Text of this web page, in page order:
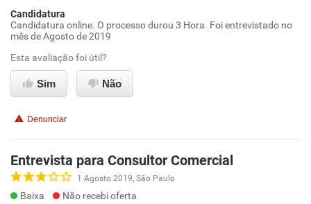
Candidatura
Candidatura online. O processo durou 3 Hora. Foi entrevistado no
mês de Agosto de 2019
Esta avaliação foi útil?
Sim Não
Denunciar
Entrevista para Consultor Comercial
1 Agosto 2019, São Paulo
Baixa Não recebi oferta